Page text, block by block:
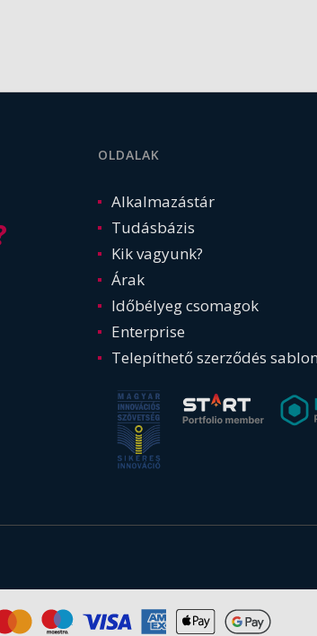
OLDALAK
Alkalmazástár
Tudásbázis
Kik vagyunk?
Árak
Időbélyeg csomagok
Enterprise
Telepíthető szerződés